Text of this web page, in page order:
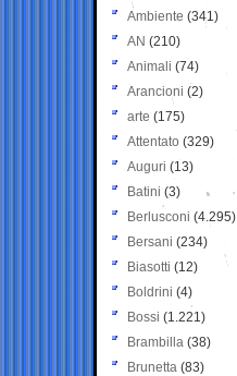
Ambiente (341)
AN (210)
Animali (74)
Arancioni (2)
arte (175)
Attentato (329)
Auguri (13)
Batini (3)
Berlusconi (4.295)
Bersani (234)
Biasotti (12)
Boldrini (4)
Bossi (1.221)
Brambilla (38)
Brunetta (83)